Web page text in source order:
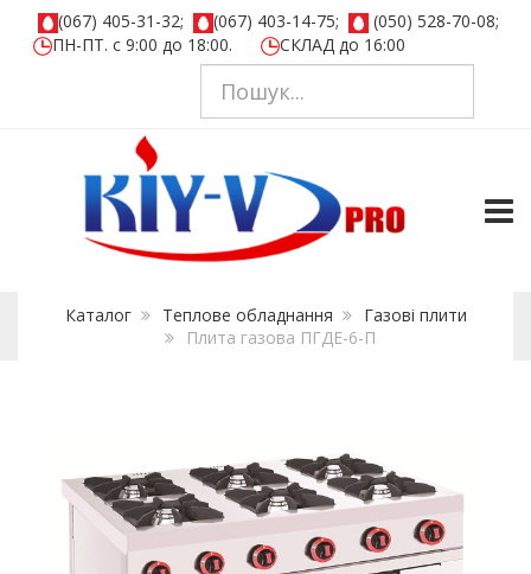
(067) 405-31-32; (067) 403-14-75;
(050) 528-70-08;
ПН-ПТ. с 9:00 до 18:00.
СКЛАД до 16:00
Каталог Теплове обладнання
Газовi плити
Плита газова ПГДЕ-6-П